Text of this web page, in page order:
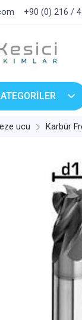
+90 (0) 216 /
ucu Karbür